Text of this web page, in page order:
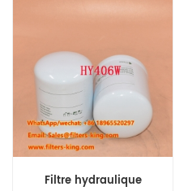
ReplacementQuantité
E817KP Référence croisée
400504-00195 Utilisation
pour Doosan Daewoo
DL200-5 DX140LC-5
DX140LCR-5 DX140LCR-5
DX160W-5 DX165W-5
Filtre hydraulique